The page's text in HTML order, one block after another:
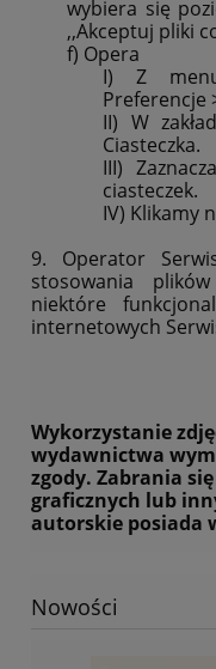
wybiera się
,,Akceptuj pliki
f) Opera
I) Z
Preferencje
II) W
Ciasteczka.
III)
ciasteczek.
IV) Klikamy
9. Operator
stosowania
niektóre
internetowych
Wykorzystanie
wydawnictwa
zgody. Zabrania
graficznych lub
autorskie posiada
Nowości